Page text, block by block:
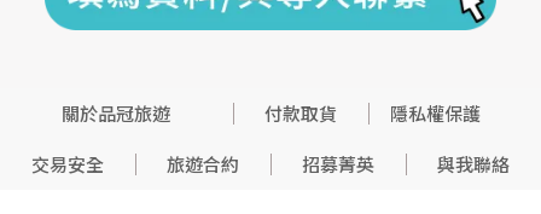
關於品冠旅遊 付款取貨
隱私權保護
交易安全
旅遊合約 招募菁英 與我聯絡